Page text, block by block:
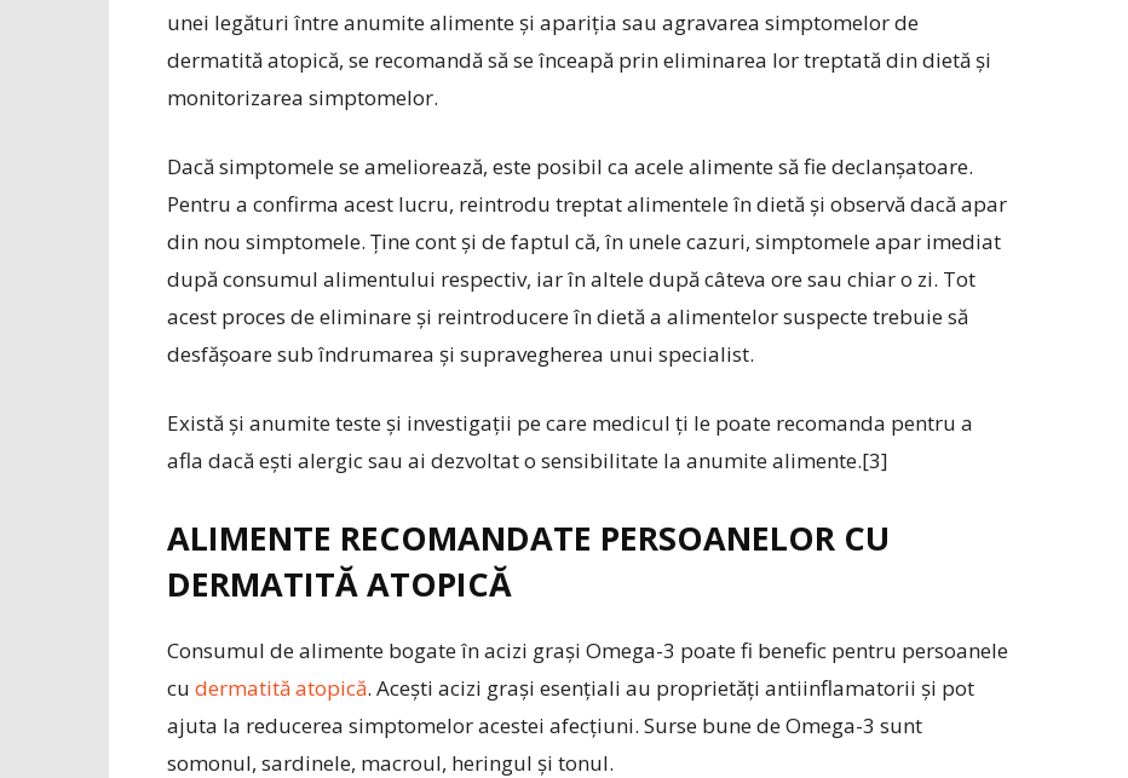
unei legături între anumite alimente și apariția sau agravarea simptomelor de
dermatită atopică, se recomandă să se înceapă prin eliminarea lor treptată din dietă și
monitorizarea simptomelor.
Dacă simptomele se ameliorează, este posibil ca acele alimente să fie declanșatoare.
Pentru a confirma acest lucru, reintrodu treptat alimentele în dietă și observă dacă apar
din nou simptomele. Ține cont și de faptul că, în unele cazuri, simptomele apar imediat
după consumul alimentului respectiv, iar în altele după câteva ore sau chiar o zi. Tot
acest proces de eliminare și reintroducere în dietă a alimentelor suspecte trebuie să
desfășoare sub îndrumarea și supravegherea unui specialist.
Există și anumite teste și investigații pe care medicul ți le poate recomanda pentru a
afla dacă ești alergic sau ai dezvoltat o sensibilitate la anumite alimente.[3]
ALIMENTE RECOMANDATE PERSOANELOR CU
DERMATITĂ ATOPICĂ
Consumul de alimente bogate în acizi grași Omega-3 poate fi benefic pentru persoanele
cu dermatită atopică. Acești acizi grași esențiali au proprietăți antiinflamatorii și pot
ajuta la reducerea simptomelor acestei afecțiuni. Surse bune de Omega-3 sunt
somonul, sardinele, macroul, heringul și tonul.